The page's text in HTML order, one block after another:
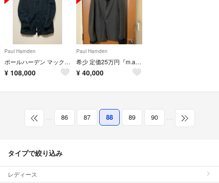
Paul Harnden
ポールハーデン マックコート ベンタイル
¥ 108,000
Paul Harnden
希少 定価25万円『m.a＋』ショールカラーウールジャケット エムエークロス
¥ 40,000
… 86 87 88 89 90 …
タイプで絞り込み
レディース